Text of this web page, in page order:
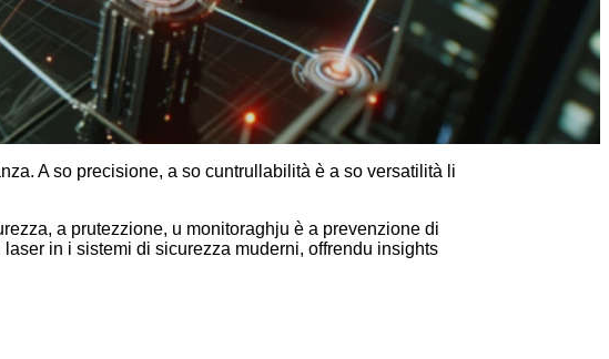
A so precisione, a so cuntrullabilità è a so versatilità li
a prutezzione, u monitoraghju è a prevenzione di
in i sistemi di sicurezza muderni, offrendu insights